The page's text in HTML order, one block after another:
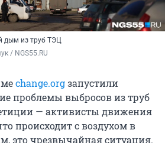
дым из труб ТЭЦ
/ NGS55.RU
change.orgзапустили
проблемы выбросов из труб
— активисты движения
происходит с воздухом в
это чрезвычайная ситуация.